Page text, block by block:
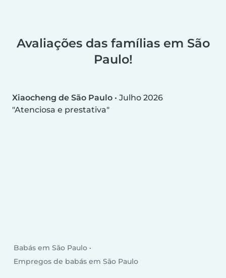
Avaliações das famílias em São
Paulo!
Xiaocheng de São Paulo • Julho 2026
Atenciosa e prestativa
Babás em São Paulo
Empregos de babás em São Paulo